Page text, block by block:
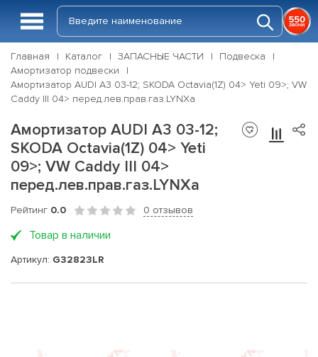
Главная Каталог ЗАПАСНЫЕ ЧАСТИ
Подвеска
Амортизатор подвески
Амортизатор AUDI A3 03-12; SKODA Octavia(1Z) 04> Yeti 09>; VW
Caddy III 04> перед.лев.прав.газ.LYNXa
Амортизатор AUDI A3 03-12;
SKODA Octavia(1Z) 04> Yeti
09>; VW Caddy III 04>
перед.лев.прав.газ.LYNXa
Рейтинг 0.0 0 отзывов
Товар в наличии
Артикул: G32823LR